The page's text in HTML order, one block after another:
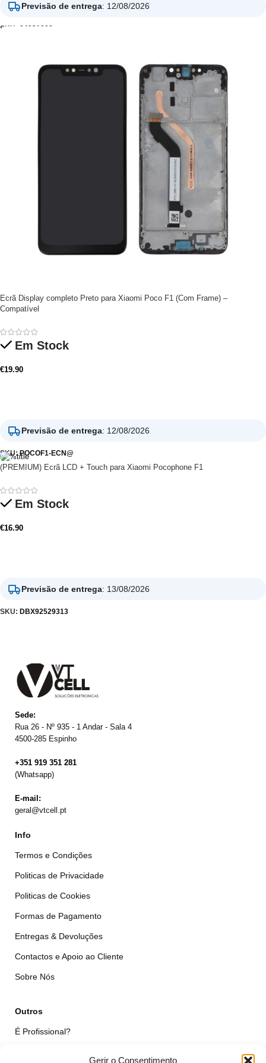
Gerir o Consentimento
Previsão de entrega: 12/08/2026
SKU: 94931008
Ecrã Display completo Preto para Xiaomi Poco F1 (Com Frame) –
Compatível
Em Stock
€19.90
Previsão de entrega: 12/08/2026
SKU:POCOF1-ECN@
(PREMIUM) Ecrã LCD + Touch para Xiaomi Pocophone F1
Em Stock
€16.90
Previsão de entrega: 13/08/2026
SKU: DBX92529313
Sede:
Rua 26 - Nº 935 - 1 Andar - Sala 4
4500-285 Espinho
+351 919 351 281
(Whatsapp)
E-mail:
geral@vtcell.pt
Info
Termos e Condições
Politicas de Privacidade
Politicas de Cookies
Formas de Pagamento
Entregas & Devoluções
Contactos e Apoio ao Cliente
Sobre Nós
Outros
É Profissional?